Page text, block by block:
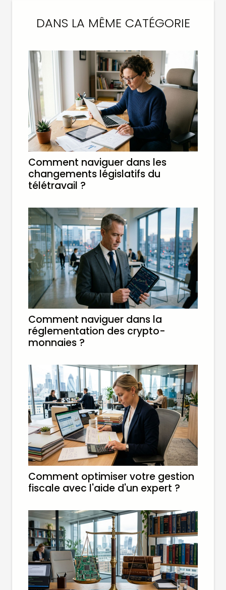
DANS LA MÊME CATÉGORIE
Comment naviguer dans les
changements législatifs du
télétravail ?
Comment naviguer dans la
réglementation des crypto-
monnaies ?
Comment optimiser votre gestion
fiscale avec l'aide d'un expert ?